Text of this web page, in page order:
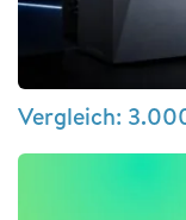
Vergleich: